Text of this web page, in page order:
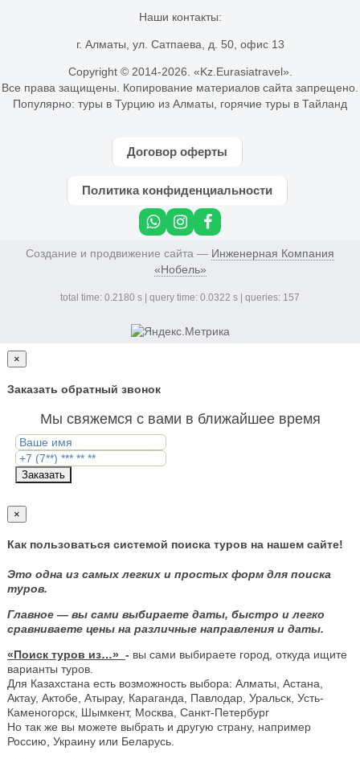
Наши контакты:
г. Алматы, ул. Сатпаева, д. 50, офис 13
Copyright © 2014-2026. «Kz.Eurasiatravel».
Все права защищены. Копирование материалов сайта запрещено.
Популярно: туры в Турцию из Алматы горячие туры в Тайланд
Договор оферты
Политика конфиденциальности
Создание и продвижение сайта — Инженерная Компания
«Нобель»
total time: 0.2180 s | query time: 0.0322 s | queries: 157
×
Заказать обратный звонок
Мы свяжемся с вами в ближайшее время
Заказать
×
Как пользоваться системой поиска туров на нашем сайте!
Это одна из самых легких и простых форм для поиска
туров.
Главное — вы сами выбираете даты, быстро и легко
сравниваете цены на различные направления и даты.
«Поиск туров из…» - вы сами выбираете город, откуда ищите
варианты туров.
Для Казахстана есть возможность выбора: Алматы, Астана,
Актау, Актобе, Атырау, Караганда, Павлодар, Уральск, Усть-
Каменогорск, Шымкент, Москва, Санкт-Петербург
Но так же вы можете выбрать и другую страну, например
Россию, Украину или Беларусь.